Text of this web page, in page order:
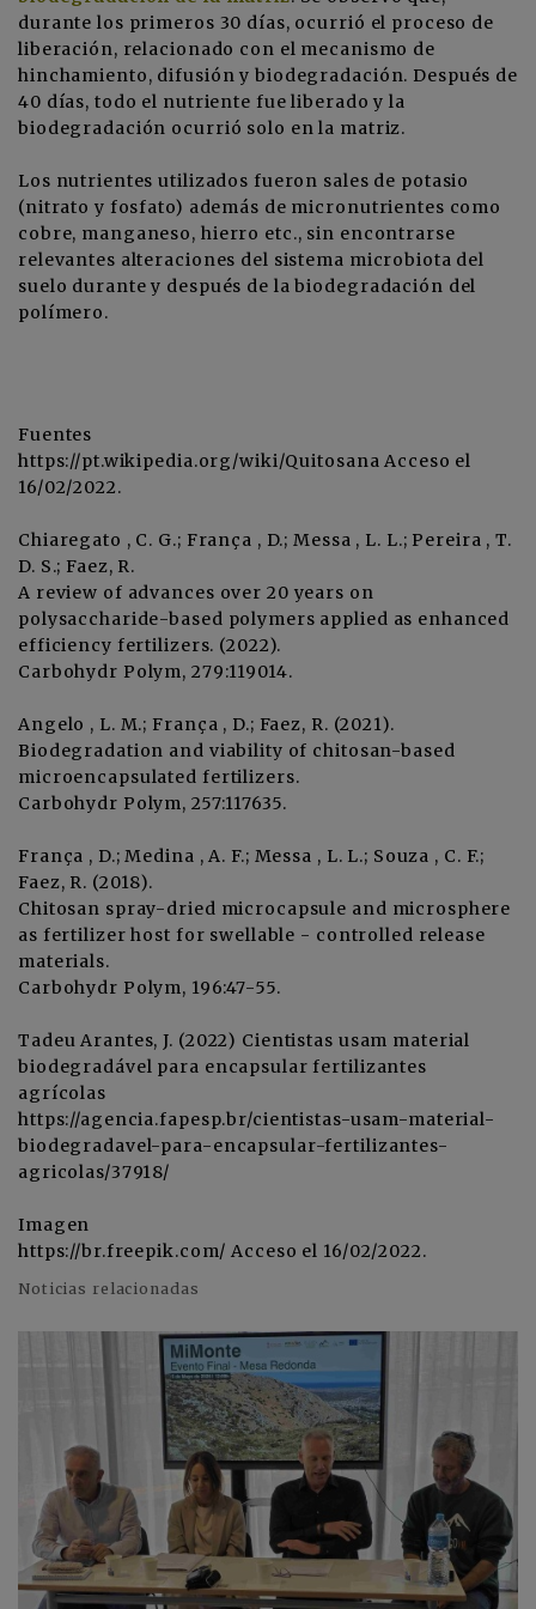
durante los primeros 30 días, ocurrió el proceso de
liberación, relacionado con el mecanismo de
hinchamiento, difusión y biodegradación. Después de
40 días, todo el nutriente fue liberado y la
biodegradación ocurrió solo en la matriz.
Los nutrientes utilizados fueron sales de potasio
(nitrato y fosfato) además de micronutrientes como
cobre, manganeso, hierro etc., sin encontrarse
relevantes alteraciones del sistema microbiota del
suelo durante y después de la biodegradación del
polímero.
Fuentes
https://pt.wikipedia.org/wiki/Quitosana Acceso el
16/02/2022.
Chiaregato , C. G.; França , D.; Messa , L. L.; Pereira , T.
D. S.; Faez, R.
A review of advances over 20 years on
polysaccharide-based polymers applied as enhanced
efficiency fertilizers. (2022).
Carbohydr Polym, 279:119014.
Angelo , L. M.; França , D.; Faez, R. (2021).
Biodegradation and viability of chitosan-based
microencapsulated fertilizers.
Carbohydr Polym, 257:117635.
França , D.; Medina , A. F.; Messa , L. L.; Souza , C. F.;
Faez, R. (2018).
Chitosan spray-dried microcapsule and microsphere
as fertilizer host for swellable - controlled release
materials.
Carbohydr Polym, 196:47-55.
Tadeu Arantes, J. (2022) Cientistas usam material
biodegradável para encapsular fertilizantes
agrícolas
https://agencia.fapesp.br/cientistas-usam-material-
biodegradavel-para-encapsular-fertilizantes-
agricolas/37918/
Imagen
https://br.freepik.com/ Acceso el 16/02/2022.
Noticias relacionadas